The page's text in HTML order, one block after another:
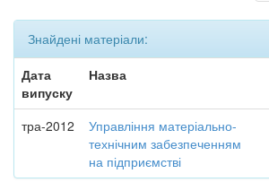
Знайдені матеріали:
Дата
випуску
Назва
тра-2012
Управління матеріально-
технічним забезпеченням
на підприємстві